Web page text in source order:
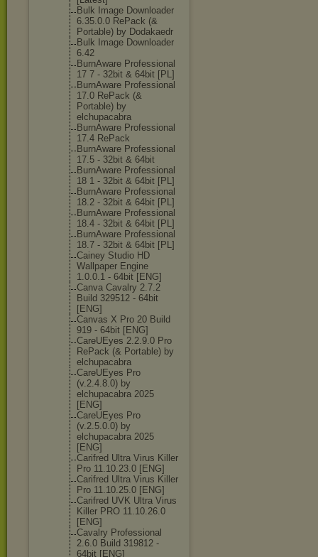
Bulk Image Downloader
6.35.0.0 RePack (&
Portable) by Dodakaedr
Bulk Image Downloader
6.42
BurnAware Professional
17 7 - 32bit & 64bit [PL]
BurnAware Professional
17.0 RePack (&
Portable) by
elchupacabra
BurnAware Professional
17.4 RePack
BurnAware Professional
17.5 - 32bit & 64bit
BurnAware Professional
18 1 - 32bit & 64bit [PL]
BurnAware Professional
18.2 - 32bit & 64bit [PL]
BurnAware Professional
18.4 - 32bit & 64bit [PL]
BurnAware Professional
18.7 - 32bit & 64bit [PL]
Cainey Studio HD
Wallpaper Engine
1.0.0.1 - 64bit [ENG]
Canva Cavalry 2.7.2
Build 329512 - 64bit
[ENG]
Canvas X Pro 20 Build
919 - 64bit [ENG]
CareUEyes 2.2.9.0 Pro
RePack (& Portable) by
elchupacabra
CareUEyes Pro
(v.2.4.8.0) by
elchupacabra 2025
[ENG]
CareUEyes Pro
(v.2.5.0.0) by
elchupacabra 2025
[ENG]
Carifred Ultra Virus Killer
Pro 11.10.23.0 [ENG]
Carifred Ultra Virus Killer
Pro 11.10.25.0 [ENG]
Carifred UVK Ultra Virus
Killer PRO 11.10.26.0
[ENG]
Cavalry Professional
2.6.0 Build 319812 -
64bit [ENG]